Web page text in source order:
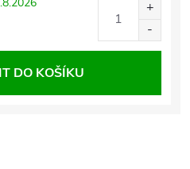
DO KOŠÍKU